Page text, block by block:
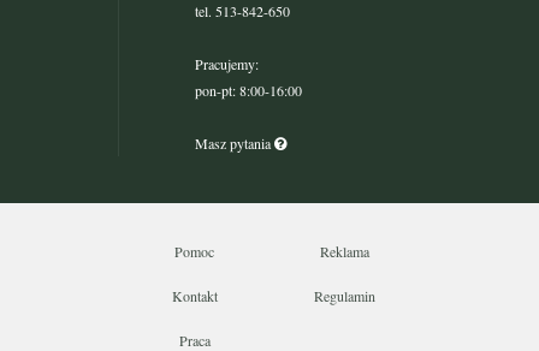
tel. 513-842-650
Pracujemy:
pon-pt: 8:00-16:00
Masz pytania
Pomoc Reklama
Kontakt Regulamin
Praca